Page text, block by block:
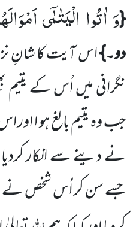
{وَاٰتُوا الْیَتٰمٰۤى
دو۔}اس آیت کا شانِ
نگرانی میں اُس کے یتیم
جب وہ یتیم بالغ ہو ا اور
نے دینے سے انکار
جسے سن کر اُس شخص نے